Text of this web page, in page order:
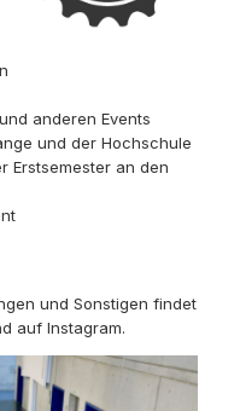
anderen Events
und der Hochschule
Erstsemester an den
und Sonstigen findet
auf Instagram.